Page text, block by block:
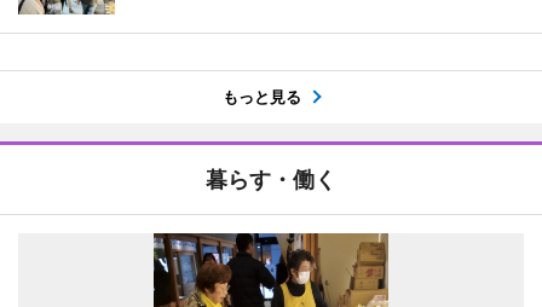
もっと見る
暮らす・働く